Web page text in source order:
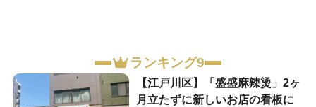
ランキング9
【江戸川区】「盛盛麻辣烫」2ヶ
月立たずに新しいお店の看板に